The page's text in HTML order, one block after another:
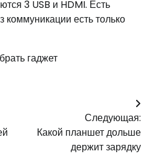
3 USB и HDMI. Есть
есть только
гаджет
Следующая:
Какой планшет дольше
держит зарядку